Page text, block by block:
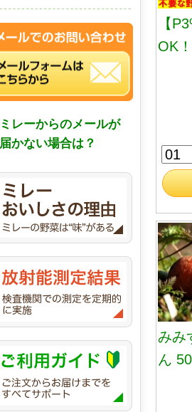
ミレーからのメールが
届かない場合は？
【
OK
みみ
ん